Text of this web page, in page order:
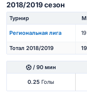
2018/2019 сезон
Турнир М
Региональная лига 19
Тотал 2018/2019 19
/ 90 мин
0.25 Голы